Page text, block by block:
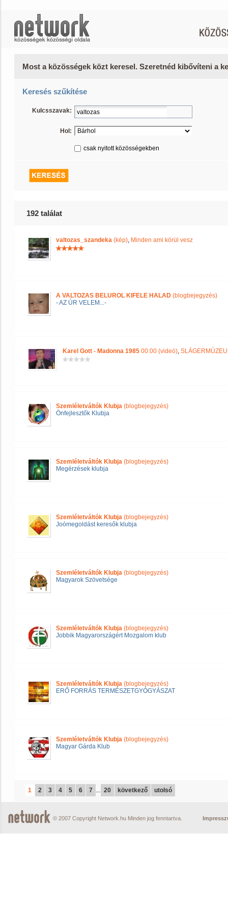
Most a közösségek közt keresel. Szeretnéd kibővíteni a
Keresés szűkítése
Kulcsszavak:
Hol:
csak nyitott közösségekben
192 találat
valtozas_szandeka (kép), Minden ami körül vesz
A VALTOZAS BELUROL KIFELE HALAD (blogbejegyzés)
- AZ ÚR VELEM...-
Karel Gott - Madonna 1985 00:00 (videó),
Szemléletváltók Klubja (blogbejegyzés)
Önfejlesztők Klubja
Szemléletváltók Klubja (blogbejegyzés)
Megérzések klubja
Szemléletváltók Klubja (blogbejegyzés)
Joómegoldást keresők klubja
Szemléletváltók Klubja (blogbejegyzés)
Magyarok Szövetsége
Szemléletváltók Klubja (blogbejegyzés)
Jobbik Magyarországért Mozgalom klub
Szemléletváltók Klubja (blogbejegyzés)
ERŐ FORRÁS TERMÉSZETGYÓGYÁSZAT
Szemléletváltók Klubja (blogbejegyzés)
Magyar Gárda Klub
1 2 3 4 5 6 7 ... 20 következő utolsó
© 2007 Copyright Network.hu Minden jog fenntartva.